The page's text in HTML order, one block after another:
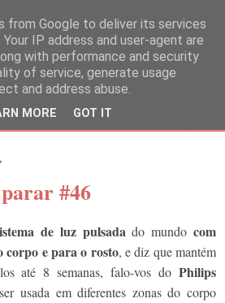
#46
de luz pulsadado mundocom
corpo e para o rosto, e diz que mantém
até 8 semanas, falo-vos do Philips
usada em diferentes zonas do corpo
from Google to deliver its services
IP address and user-agent are
with performance and security
of service, generate usage
and address abuse.
MORE GOT IT